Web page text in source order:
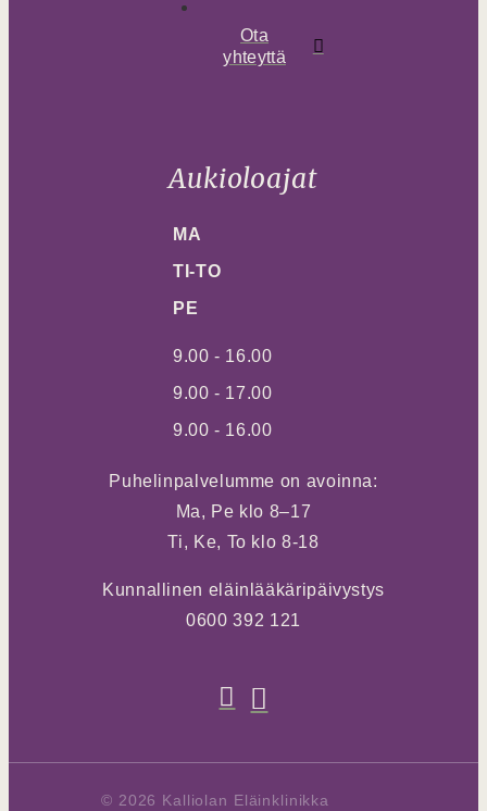
Ota
yhteyttä
Aukioloajat
MA
TI-TO
PE
9.00 - 16.00
9.00 - 17.00
9.00 - 16.00
Puhelinpalvelumme on avoinna:
Ma, Pe klo 8–17
Ti, Ke, To klo 8-18
Kunnallinen eläinlääkäripäivystys
0600 392 121
© 2026 Kalliolan Eläinklinikka